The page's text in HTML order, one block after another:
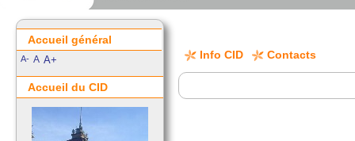
Info CID Contacts
Accueil général
A- A A+
Accueil du CID